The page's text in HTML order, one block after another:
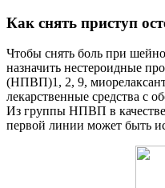
Как снять приступ
Чтобы снять боль при
назначить нестероидные
(НПВП)1, 2, 9,
лекарственные средства с
Из группы НПВП в качестве
первой линии может быть